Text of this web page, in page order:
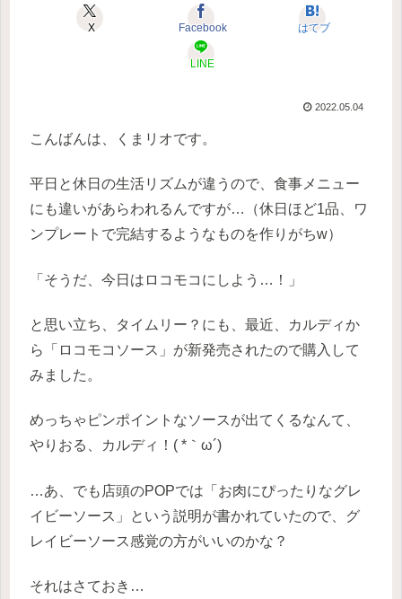
X Facebook はてブ
LINE
2022.05.04
こんばんは、くまリオです。
平日と休日の生活リズムが違うので、食事メニュー
にも違いがあらわれるんですが…（休日ほど1品、ワ
ンプレートで完結するようなものを作りがちw）
「そうだ、今日はロコモコにしよう…！」
と思い立ち、タイムリー？にも、最近、カルディか
ら「ロコモコソース」が新発売されたので購入して
みました。
めっちゃピンポイントなソースが出てくるなんて、
やりおる、カルディ！( *｀ω´)
…あ、でも店頭のPOPでは「お肉にぴったりなグレ
イビーソース」という説明が書かれていたので、グ
レイビーソース感覚の方がいいのかな？
それはさておき…